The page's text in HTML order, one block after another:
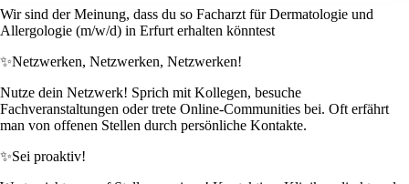
Wir sind der Meinung, dass du so Facharzt für Dermatologie und
Allergologie (m/w/d) in Erfurt erhalten könntest
✨Netzwerken, Netzwerken, Netzwerken!
Nutze dein Netzwerk! Sprich mit Kollegen, besuche
Fachveranstaltungen oder trete Online-Communities bei. Oft erfährt
man von offenen Stellen durch persönliche Kontakte.
✨Sei proaktiv!